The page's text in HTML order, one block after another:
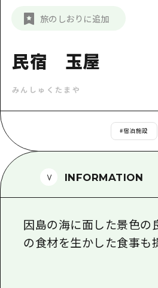
定番
芸北
山口県東部
日帰り
2泊3日
山口県東部
愛媛県
島根県
お得な周遊チケ
HIROSHIMA
観光案内所
広島県を訪れる
ボランティアガ
ユニバーサルツ
ガイドブック
新着情報
事業者・学校関係者
旅のしおりに追加
民宿 玉屋
みんしゅくたまや
#宿泊施設
INFORMATION
因島の海に面した景色の
の食材を生かした食事も